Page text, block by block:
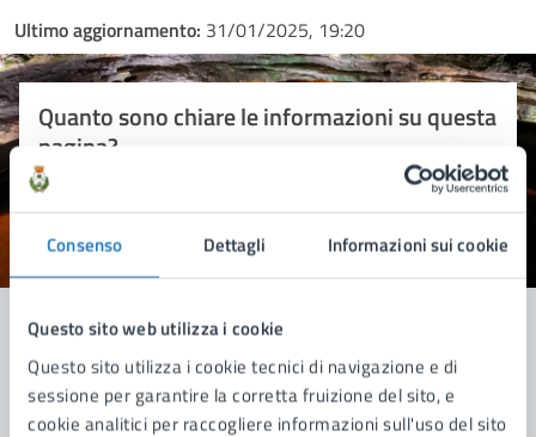
Consenso Dettagli Informazioni sui cookie
Questo sito web utilizza i cookie
Questo sito utilizza i cookie tecnici di navigazione e di
sessione per garantire la corretta fruizione del sito, e
cookie analitici per raccogliere informazioni sull'uso del sito
Ultimo aggiornamento: 31/01/2025, 19:20
Quanto sono chiare le informazioni su questa
pagina?
Valuta 5 stelle su 5
Valuta 4 stelle su 5
Valuta 3 stelle su 5
Valuta 2 stelle su 5
Valuta 1 stelle su 5
Contatta il comune